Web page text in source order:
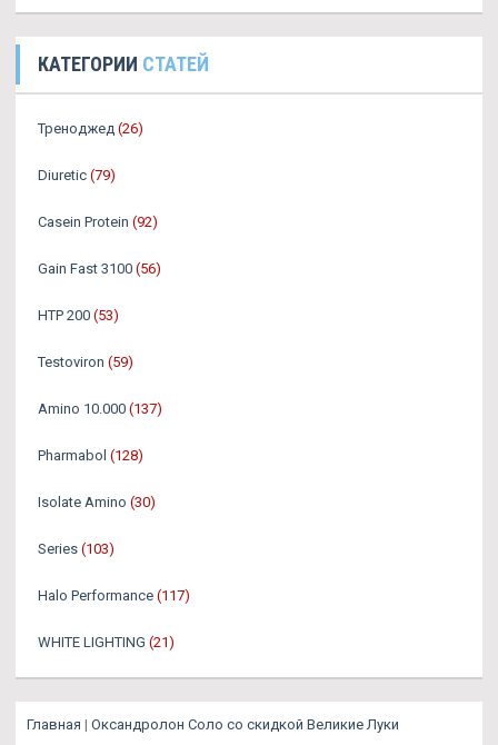
КАТЕГОРИИ СТАТЕЙ
Треноджед (26)
Diuretic (79)
Casein Protein (92)
Gain Fast 3100 (56)
HTP 200 (53)
Testoviron (59)
Amino 10.000 (137)
Pharmabol (128)
Isolate Amino (30)
Series (103)
Halo Performance (117)
WHITE LIGHTING (21)
Главная | Оксандролон Соло со скидкой Великие Луки